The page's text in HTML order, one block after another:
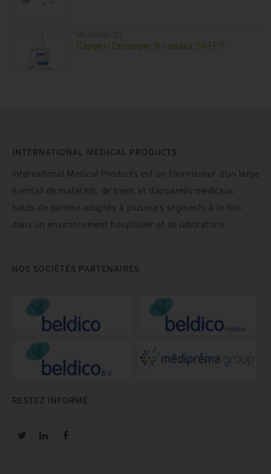
Capper/Decapper 8 canaux SAFE®
INTERNATIONAL MEDICAL PRODUCTS
International Medical Products est un fournisseur d’un large
éventail de matériels, de biens et d'appareils médicaux
hauts de gamme adaptés à plusieurs segments à la fois
dans un environnement hospitalier et de laboratoire.
NOS SOCIÉTÉS PARTENAIRES
RESTEZ INFORMÉ